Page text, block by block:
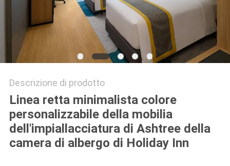
Descrizione di prodotto
Linea retta minimalista colore
personalizzabile della mobilia
dell'impiallacciatura di Ashtree della
camera di albergo di Holiday Inn